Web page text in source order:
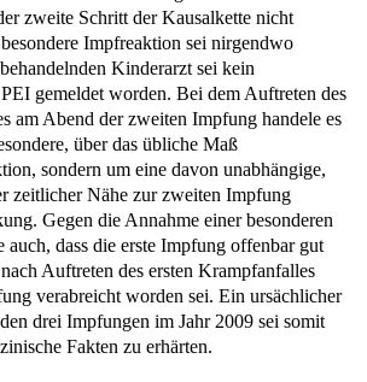
Impfreaktion sei nirgendwo
Kinderarzt sei kein
gemeldet worden. Bei dem Auftreten des
am Abend der zweiten Impfung handele es
über das übliche Maß
sondern um eine davon unabhängige,
zeitlicher Nähe zur zweiten Impfung
Gegen die Annahme einer besonderen
auch, dass die erste Impfung offenbar gut
Auftreten des ersten Krampfanfalles
verabreicht worden sei. Ein ursächlicher
drei Impfungen im Jahr 2009 sei somit
Fakten zu erhärten.